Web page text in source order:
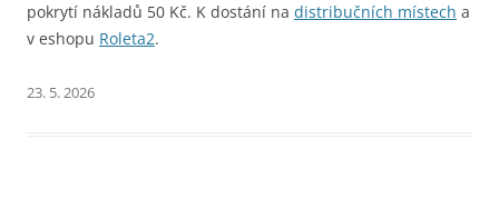
pokrytí nákladů 50 Kč. K dostání na distribučních místech a
v eshopu Roleta2.
23. 5. 2026